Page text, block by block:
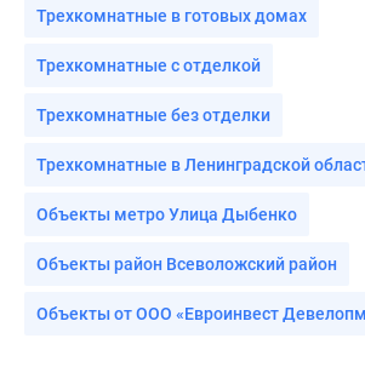
Трехкомнатные в готовых домах
Трехкомнатные с отделкой
Трехкомнатные без отделки
Трехкомнатные в Ленинградской
Объекты метро Улица Дыбенко
Объекты район Всеволожский район
Объекты от ООО «Евроинвест